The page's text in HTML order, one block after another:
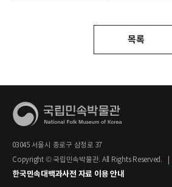
목록
03045 서울시 종로구 삼청로 37
Copyright © 국립민속박물관. All Rights Reserved.
한국민속대백과사전 자료 이용 안내